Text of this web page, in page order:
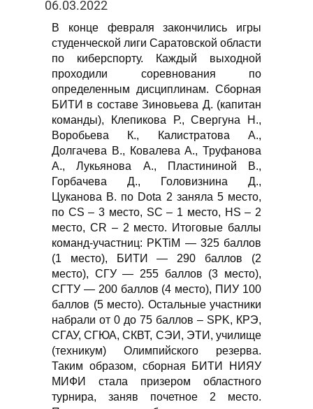
06.03.2022
В конце февраля закончились игры
студенческой лиги Саратовской области
по киберспорту. Каждый выходной
проходили соревнования по
определенным дисциплинам. Сборная
БИТИ в составе Зиновьева Д. (капитан
команды), Клепикова Р., Свергуна Н.,
Воробьева К., Калистратова А.,
Долгачева В., Ковалева А., Труфанова
А., Лукьянова А., Пластининой В.,
Горбачева Д., Головизнина Д.,
Цуканова В. по Dota 2 заняла 5 место,
по CS – 3 место, SC – 1 место, HS – 2
место, CR – 2 место. Итоговые баллы
команд-участниц: PKTiM — 325 баллов
(1 место), БИТИ — 290 баллов (2
место), СГУ — 255 баллов (3 место),
СГТУ — 200 баллов (4 место), ПИУ 100
баллов (5 место). Остальные участники
набрали от 0 до 75 баллов – SPK, КРЭ,
СГАУ, СГЮА, СКВТ, СЭИ, ЭТИ, училище
(техникум) Олимпийского резерва.
Таким образом, сборная БИТИ НИЯУ
МИФИ стала призером областного
турнира, заняв почетное 2 место.